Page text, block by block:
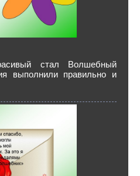
стал Волшебный
выполнили правильно и